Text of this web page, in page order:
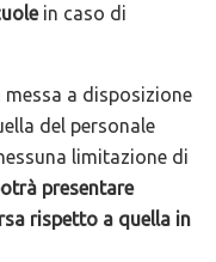
in caso di
a disposizione
del personale
limitazione di
presentare
rispetto a quella in